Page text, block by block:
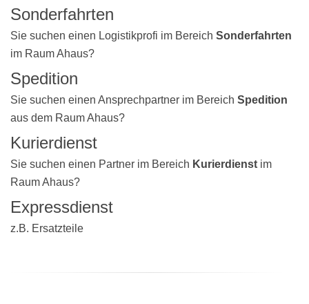
Sonderfahrten
Sie suchen einen Logistikprofi im Bereich Sonderfahrten
im Raum Ahaus?
Spedition
Sie suchen einen Ansprechpartner im Bereich Spedition
aus dem Raum Ahaus?
Kurierdienst
Sie suchen einen Partner im Bereich Kurierdienst im
Raum Ahaus?
Expressdienst
z.B. Ersatzteile